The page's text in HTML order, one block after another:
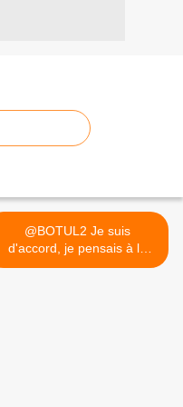
@BOTUL2 Je suis
d'accord, je pensais à la
plainte... >